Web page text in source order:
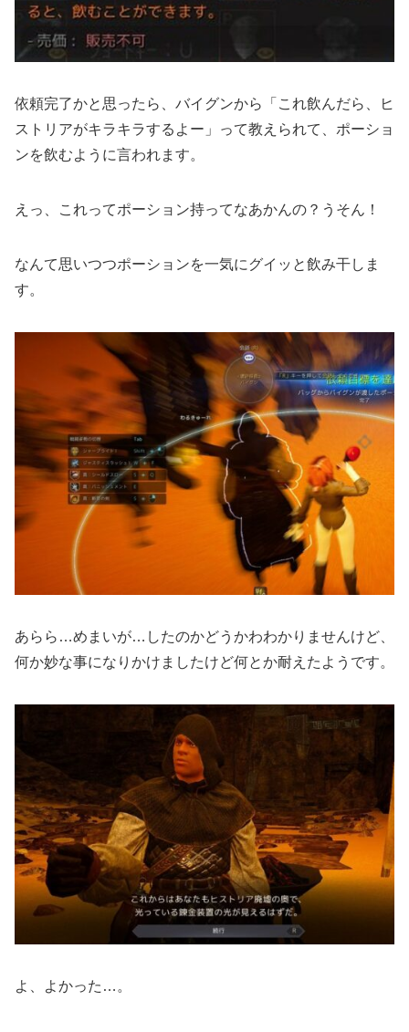
依頼完了かと思ったら、バイグンから「これ飲んだら、ヒ
ストリアがキラキラするよー」って教えられて、ポーショ
ンを飲むように言われます。
えっ、これってポーション持ってなあかんの？うそん！
なんて思いつつポーションを一気にグイッと飲み干しま
す。
あらら…めまいが…したのかどうかわわかりませんけど、
何か妙な事になりかけましたけど何とか耐えたようです。
よ、よかった…。